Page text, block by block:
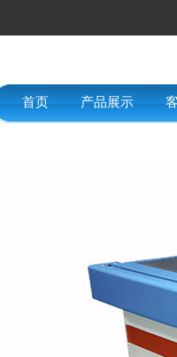
首页 产品展示